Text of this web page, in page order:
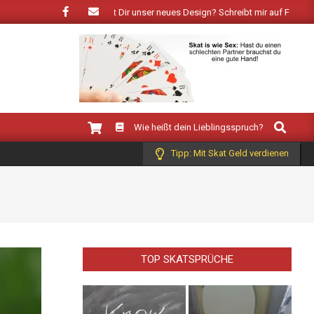
Frühling: Wie gefällt Dir unser neues Design? Schreibt mir auf Facebook!
Wie heißt dein Lieblingsspruch?
Search
Tipp: Mit Skat Geld verdienen
TOP SKATSPRÜCHE